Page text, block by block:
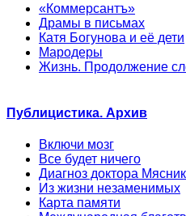
«Коммерсантъ»
Драмы в письмах
Катя Богунова и её дети
Мародеры
Жизнь. Продолжение
Публицистика. Архив
Включи мозг
Все будет ничего
Диагноз доктора
Из жизни незаменимых
Карта памяти